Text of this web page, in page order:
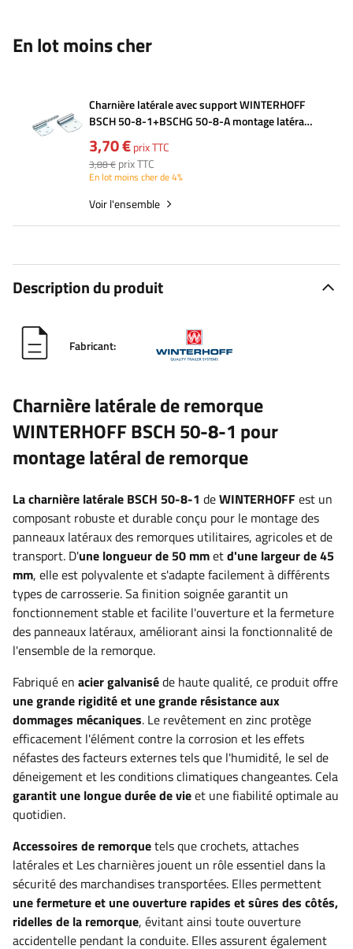
En lot moins cher
Charnière latérale avec support WINTERHOFF
BSCH 50-8-1+BSCHG 50-8-A montage latéral
de remorque complet
3,70 €prix TTC
3,88 € prix TTC
En lot moins cher de 4%
Voir l'ensemble
Description du produit
Fabricant:
Charnière latérale de remorque
WINTERHOFF BSCH 50-8-1 pour
montage latéral de remorque
La charnière latérale BSCH 50-8-1 deWINTERHOFFest un
composant robuste et durable conçu pour le montage des
panneaux latéraux des remorques utilitaires, agricoles et de
transport. D'une longueur de 50 mmetd'une largeur de 45
mm, elle est polyvalente et s'adapte facilement à différents
types de carrosserie. Sa finition soignée garantit un
fonctionnement stable et facilite l'ouverture et la fermeture
des panneaux latéraux, améliorant ainsi la fonctionnalité de
l'ensemble de la remorque.
Fabriqué en acier galvaniséde haute qualité, ce produit offre
une grande rigidité et une grande résistance aux
dommages mécaniques. Le revêtement en zinc protège
efficacement l'élément contre la corrosion et les effets
néfastes des facteurs externes tels que l'humidité, le sel de
déneigement et les conditions climatiques changeantes. Cela
garantit une longue durée de vieet une fiabilité optimale au
quotidien.
Accessoires de remorquetels quecrochets, attaches
latérales et Les charnières jouent un rôle essentiel dans la
sécurité des marchandises transportées. Elles permettent
une fermeture et une ouverture rapides et sûres des côtés,
ridelles de la remorque, évitant ainsi toute ouverture
accidentelle pendant la conduite. Elles assurent également